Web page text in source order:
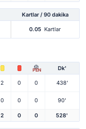
Kartlar / 90 dakika
0.05 Kartlar
PEN Dk'
2 0 0 438'
0 0 0 90'
2 0 0 528'